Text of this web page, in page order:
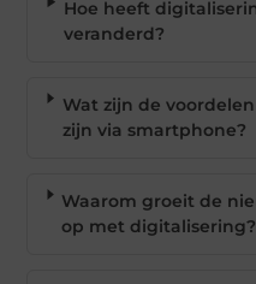
Hoe heeft
veranderd?
Wat zijn de
zijn via smartphone?
Waarom groeit de
op met digitalisering?